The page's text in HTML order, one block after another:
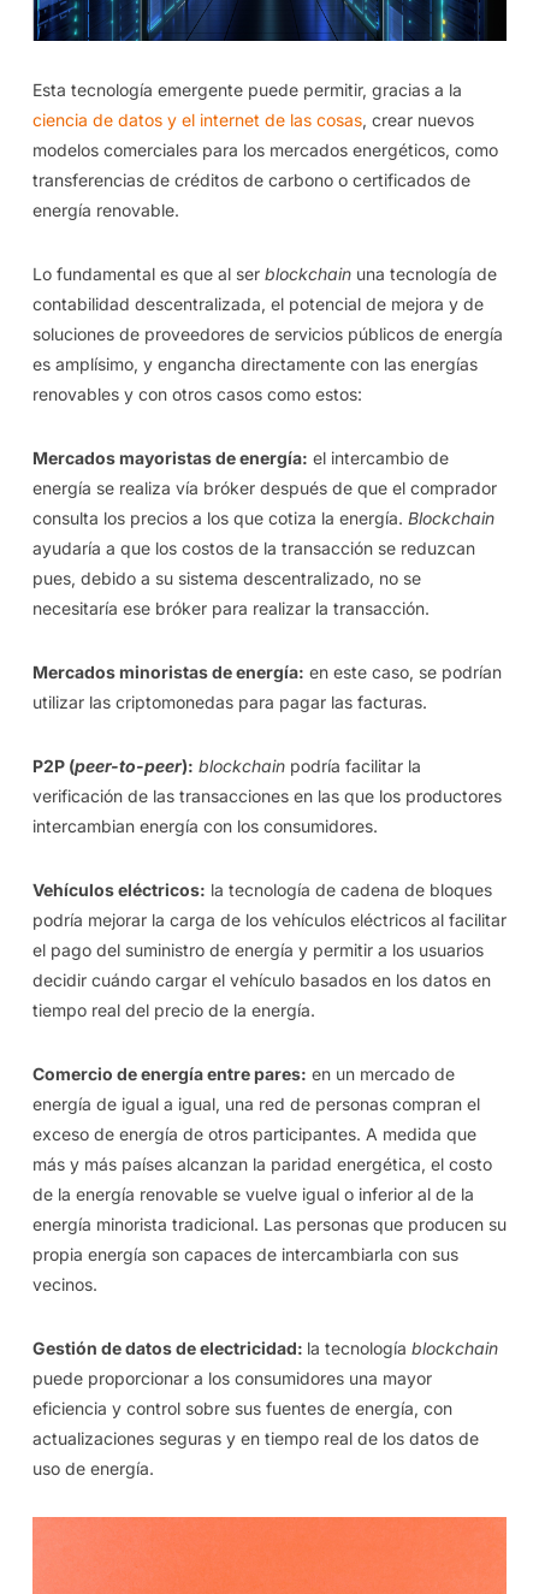
Esta tecnología emergente puede permitir, gracias a la
ciencia de datos y el internet de las cosas, crear nuevos
modelos comerciales para los mercados energéticos, como
transferencias de créditos de carbono o certificados de
energía renovable.
Lo fundamental es que al ser blockchain una tecnología de
contabilidad descentralizada, el potencial de mejora y de
soluciones de proveedores de servicios públicos de energía
es amplísimo, y engancha directamente con las energías
renovables y con otros casos como estos:
Mercados mayoristas de energía: el intercambio de
energía se realiza vía bróker después de que el comprador
consulta los precios a los que cotiza la energía. Blockchain
ayudaría a que los costos de la transacción se reduzcan
pues, debido a su sistema descentralizado, no se
necesitaría ese bróker para realizar la transacción.
Mercados minoristas de energía: en este caso, se podrían
utilizar las criptomonedas para pagar las facturas.
P2P (peer-to-peer): blockchain podría facilitar la
verificación de las transacciones en las que los productores
intercambian energía con los consumidores.
Vehículos eléctricos: la tecnología de cadena de bloques
podría mejorar la carga de los vehículos eléctricos al facilitar
el pago del suministro de energía y permitir a los usuarios
decidir cuándo cargar el vehículo basados en los datos en
tiempo real del precio de la energía.
Comercio de energía entre pares: en un mercado de
energía de igual a igual, una red de personas compran el
exceso de energía de otros participantes. A medida que
más y más países alcanzan la paridad energética, el costo
de la energía renovable se vuelve igual o inferior al de la
energía minorista tradicional. Las personas que producen su
propia energía son capaces de intercambiarla con sus
vecinos.
Gestión de datos de electricidad: la tecnología blockchain
puede proporcionar a los consumidores una mayor
eficiencia y control sobre sus fuentes de energía, con
actualizaciones seguras y en tiempo real de los datos de
uso de energía.